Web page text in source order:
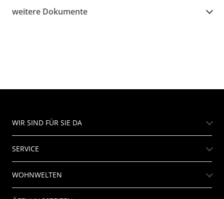
weitere Dokumente
WIR SIND FÜR SIE DA
SERVICE
WOHNWELTEN